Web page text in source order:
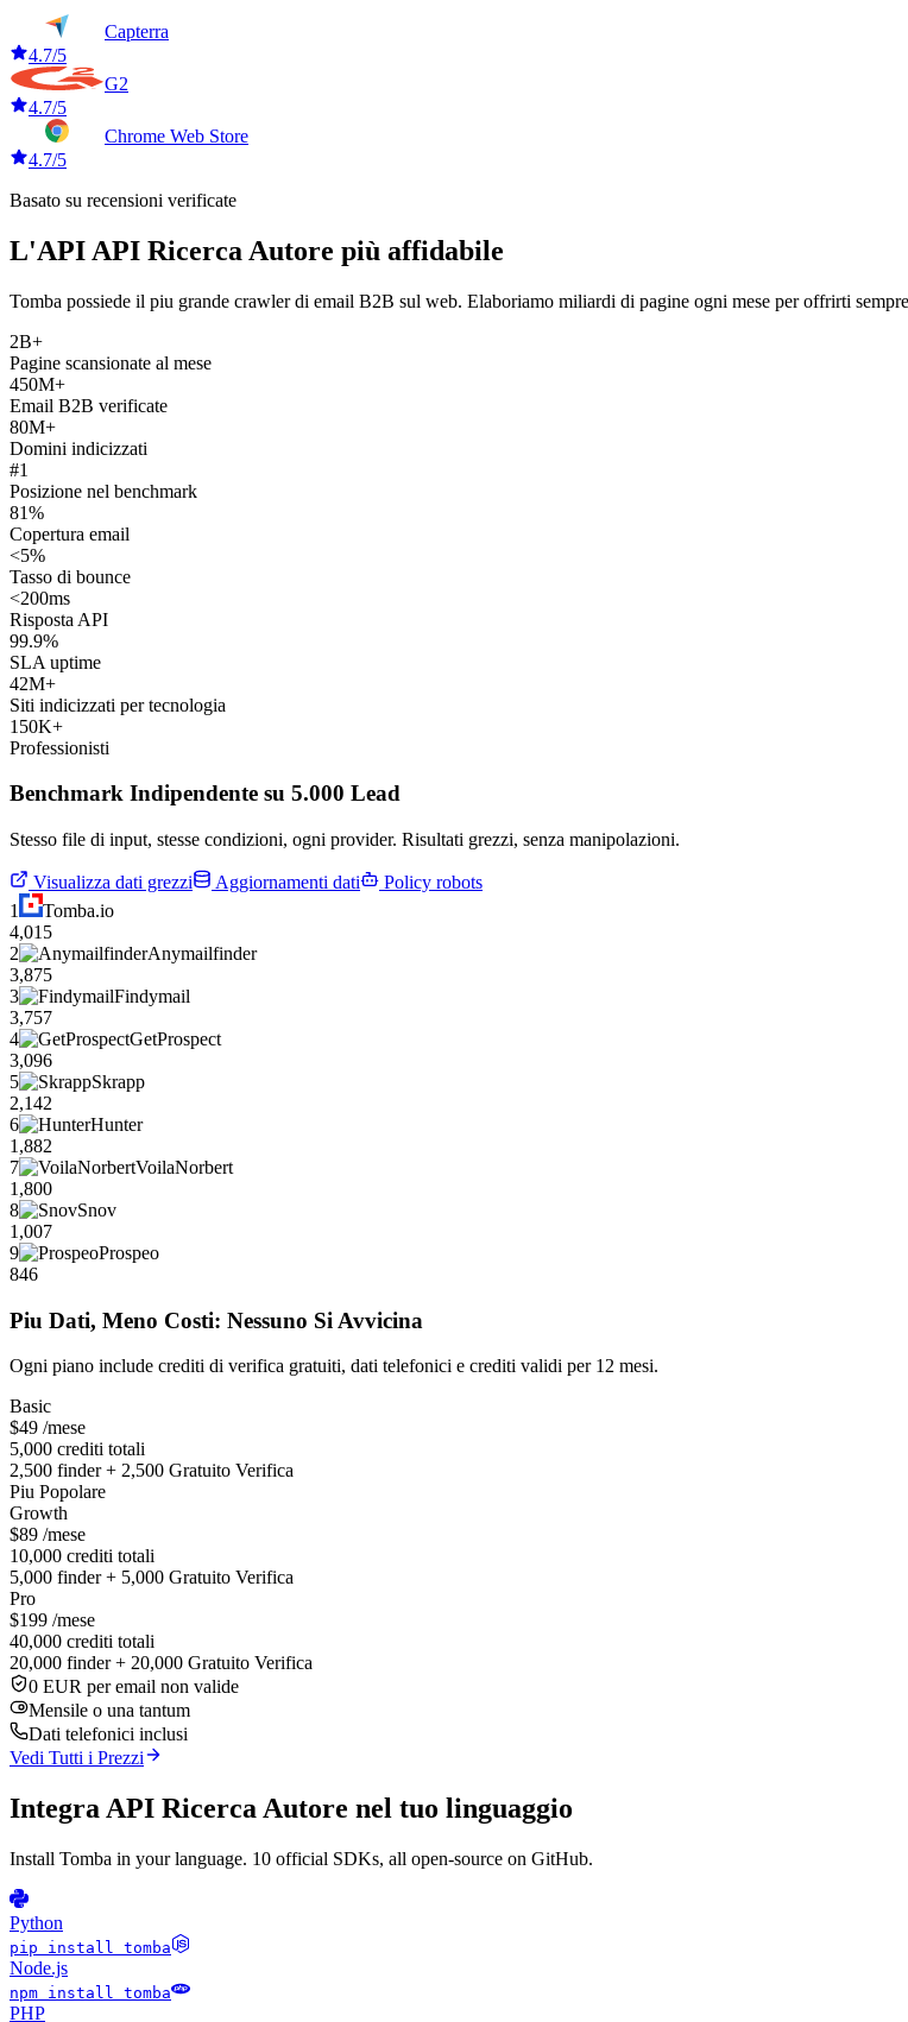
Capterra
4.7/5
G2
4.7/5
Chrome Web Store
4.7/5
Basato su recensioni verificate
L'API API Ricerca Autore più affidabile
Tomba possiede il piu grande crawler di email B2B sul web. Elaboriamo miliardi di pagine ogni mese per offrirti
2B+
Pagine scansionate al mese
450M+
Email B2B verificate
80M+
Domini indicizzati
#1
Posizione nel benchmark
81%
Copertura email
<5%
Tasso di bounce
<200ms
Risposta API
99.9%
SLA uptime
42M+
Siti indicizzati per tecnologia
150K+
Professionisti
Benchmark Indipendente su 5.000 Lead
Stesso file di input, stesse condizioni, ogni provider. Risultati grezzi, senza manipolazioni.
Visualizza dati grezzi Aggiornamenti dati
Policy robots
1
Tomba.io
4,015
2
Anymailfinder
3,875
3
Findymail
3,757
4
GetProspect
3,096
5
Skrapp
2,142
6
Hunter
1,882
7
VoilaNorbert
1,800
8
Snov
1,007
9
Prospeo
846
Piu Dati, Meno Costi: Nessuno Si Avvicina
Ogni piano include crediti di verifica gratuiti, dati telefonici e crediti validi per 12 mesi.
Basic
$49 /mese
5,000 crediti totali
2,500 finder + 2,500 Gratuito Verifica
Piu Popolare
Growth
$89 /mese
10,000 crediti totali
5,000 finder + 5,000 Gratuito Verifica
Pro
$199 /mese
40,000 crediti totali
20,000 finder + 20,000 Gratuito Verifica
0 EUR per email non valide
Mensile o una tantum
Dati telefonici inclusi
Vedi Tutti i Prezzi
Integra API Ricerca Autore nel tuo linguaggio
Install Tomba in your language. 10 official SDKs, all open-source on GitHub.
Python
pip install tomba
Node.js
npm install tomba
PHP